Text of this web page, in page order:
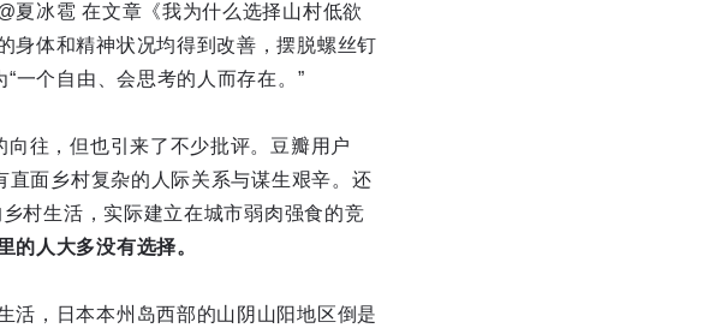
夏冰雹 在文章《我为什么选择山村低欲
身体和精神状况均得到改善，摆脱螺丝钉
一个自由、会思考的人而存在。”
向往，但也引来了不少批评。豆瓣用户
面乡村复杂的人际关系与谋生艰辛。还
村生活，实际建立在城市弱肉强食的竞
的人大多没有选择。
活，日本本州岛西部的山阴山阳地区倒是